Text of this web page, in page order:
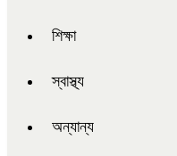
শিক্ষা
স্বাস্থ্য
অন্যান্য